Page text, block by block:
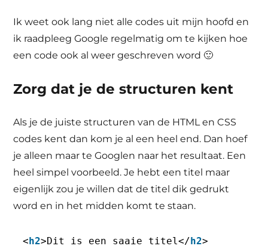
Ik weet ook lang niet alle codes uit mijn hoofd en
ik raadpleeg Google regelmatig om te kijken hoe
een code ook al weer geschreven word 🙂
Zorg dat je de structuren kent
Als je de juiste structuren van de HTML en CSS
codes kent dan kom je al een heel end. Dan hoef
je alleen maar te Googlen naar het resultaat. Een
heel simpel voorbeeld. Je hebt een titel maar
eigenlijk zou je willen dat de titel dik gedrukt
word en in het midden komt te staan.
<h2>Dit is een saaie titel</h2>